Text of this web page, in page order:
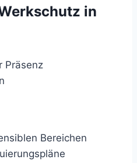
in
Präsenz
Bereichen